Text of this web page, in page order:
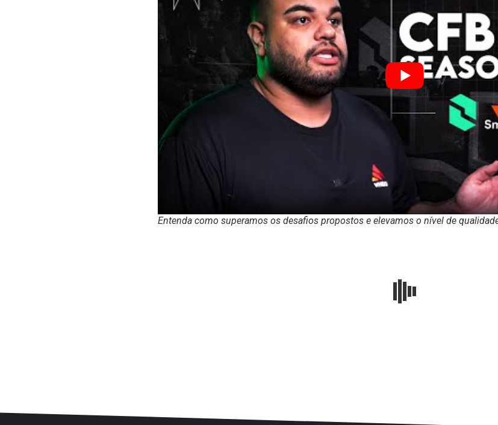
Entenda como superamos os desafios propostos e elevamos o nível de